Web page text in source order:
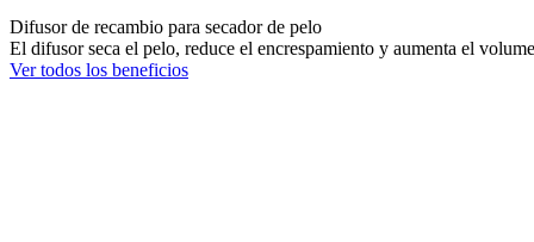
Difusor de recambio para secador de pelo
El difusor seca el pelo, reduce el encrespamiento y aumenta el
Ver todos los beneficios